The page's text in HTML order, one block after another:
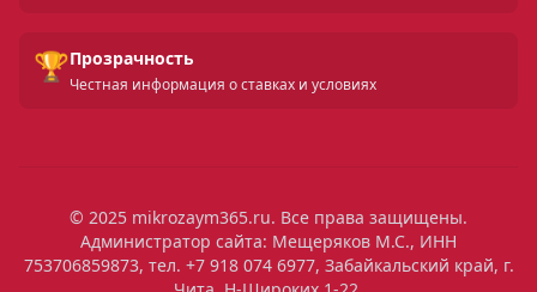
🏆Прозрачность
Честная информация о ставках и условиях
© 2025 mikrozaym365.ru. Все права защищены.
Администратор сайта: Мещеряков М.С., ИНН
753706859873, тел. +7 918 074 6977, Забайкальский край, г.